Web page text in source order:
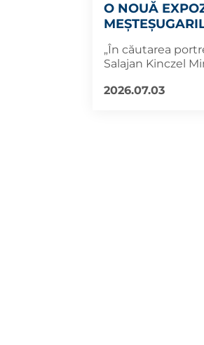
O NOUĂ
„În căutarea
Salajan Kinczel
2026.07.03